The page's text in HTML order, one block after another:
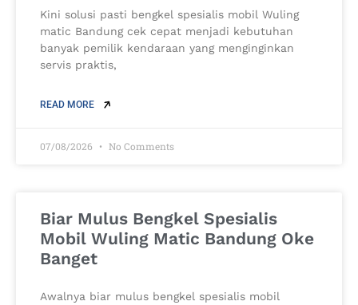
Kini solusi pasti bengkel spesialis mobil Wuling
matic Bandung cek cepat menjadi kebutuhan
banyak pemilik kendaraan yang menginginkan
servis praktis,
READ MORE
07/08/2026 No Comments
Biar Mulus Bengkel Spesialis
Mobil Wuling Matic Bandung Oke
Banget
Awalnya biar mulus bengkel spesialis mobil